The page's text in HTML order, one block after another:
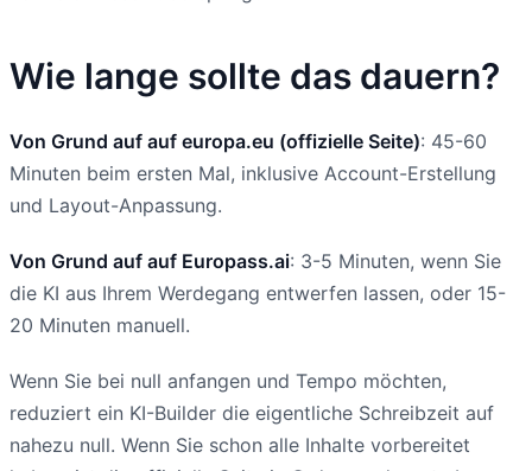
Wie lange sollte das dauern?
Von Grund auf auf europa.eu (offizielle Seite): 45-60
Minuten beim ersten Mal, inklusive Account-Erstellung
und Layout-Anpassung.
Von Grund auf auf Europass.ai: 3-5 Minuten, wenn Sie
die KI aus Ihrem Werdegang entwerfen lassen, oder 15-
20 Minuten manuell.
Wenn Sie bei null anfangen und Tempo möchten,
reduziert ein KI-Builder die eigentliche Schreibzeit auf
nahezu null. Wenn Sie schon alle Inhalte vorbereitet